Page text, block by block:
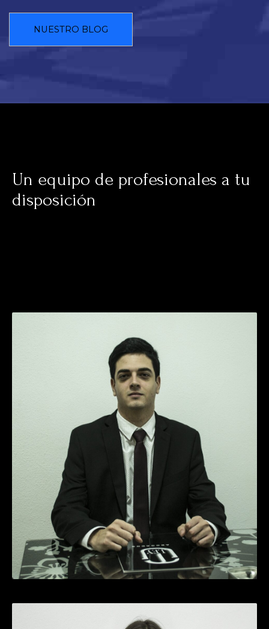
NUESTRO BLOG
Un equipo de profesionales a tu
disposición